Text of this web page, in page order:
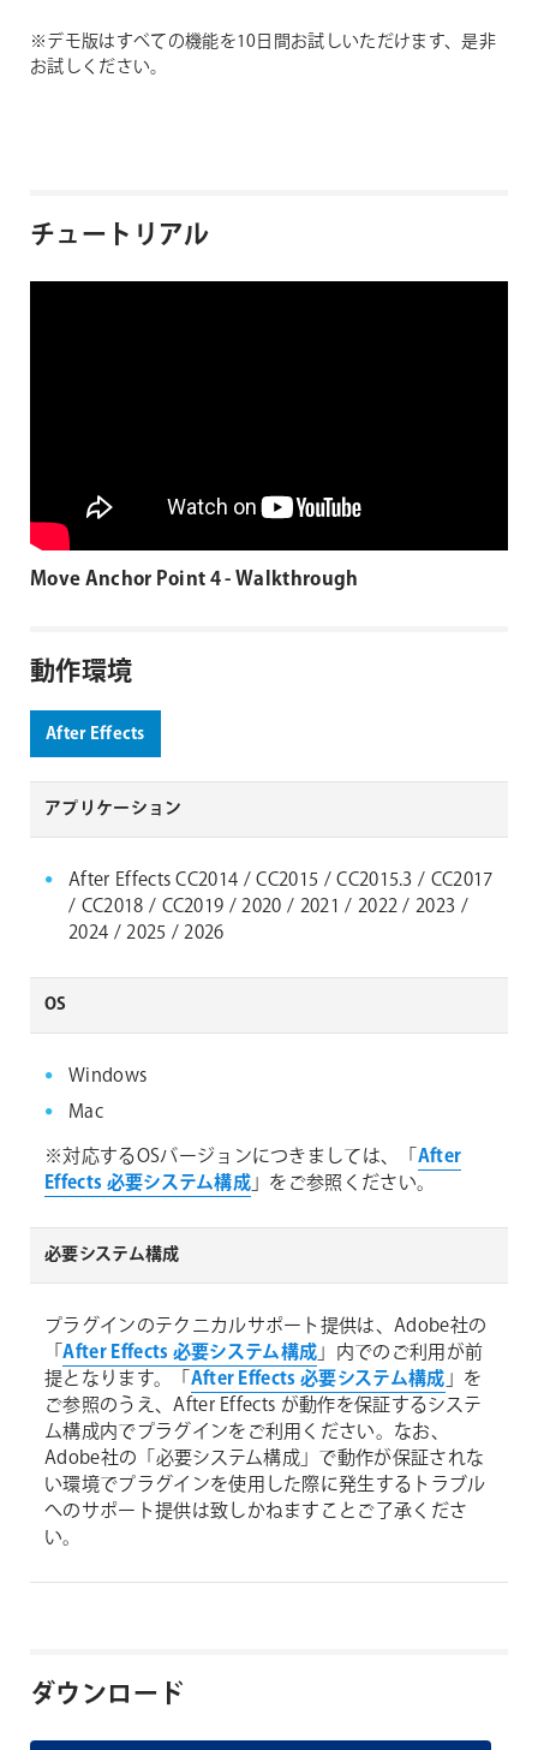
※デモ版はすべての機能を10日間お試しいただけます、是非
お試しください。
チュートリアル
Move Anchor Point 4 - Walkthrough
動作環境
After Effects
アプリケーション
After Effects CC2014 / CC2015 / CC2015.3 / CC2017
/ CC2018 / CC2019 / 2020 / 2021 / 2022 / 2023 /
2024 / 2025 / 2026
OS
Windows
Mac
※対応するOSバージョンにつきましては、「 After
Effects 必要システム構成」をご参照ください。
必要システム構成
プラグインのテクニカルサポート提供は、Adobe社の
「After Effects 必要システム構成」内でのご利用が前
提となります。「 After Effects 必要システム構成 」を
ご参照のうえ、After Effects が動作を保証するシステ
ム構成内でプラグインをご利用ください。なお、
Adobe社の「必要システム構成」で動作が保証されな
い環境でプラグインを使用した際に発生するトラブル
へのサポート提供は致しかねますことご了承くださ
い。
ダウンロード